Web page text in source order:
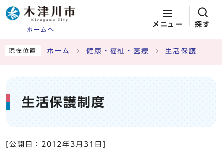
ホームへ
メニュー 探す
現在位置 ホーム 健康・福祉・医療 生活保護
生活保護制度
[公開日： 2012年3月31日